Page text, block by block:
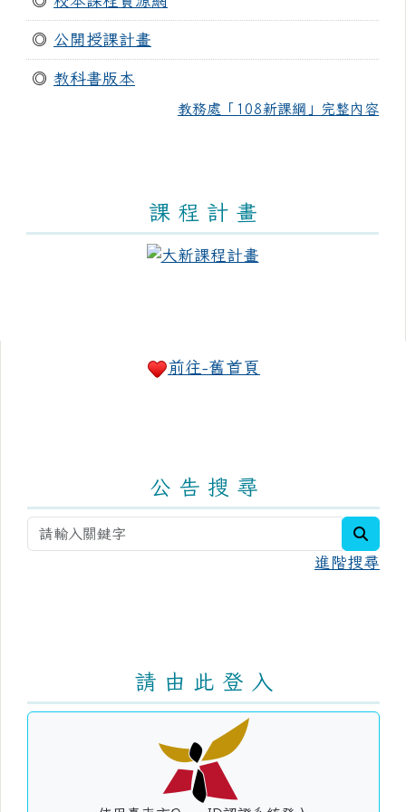
◎ 公開授課計畫
◎ 教科書版本
教務處「108新課綱」完整內容
課 程 計 畫
前往-舊首頁
公 告 搜 尋
進階搜尋
請 由 此 登 入